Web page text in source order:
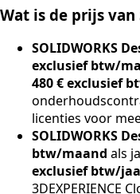
Wat is de prijs van
SOLIDWORKS
exclusief btw/
480 € exclusief
licenties voor
SOLIDWORKS
btw/maand als
exclusief btw/
3DEXPERIENCE